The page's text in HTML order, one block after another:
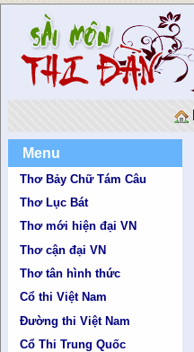
Menu
Thơ Bảy Chữ Tám Câu
Thơ Lục Bát
Thơ mới hiện đại VN
Thơ cận đại VN
Thơ tân hình thức
Cổ thi Việt Nam
Đường thi Việt Nam
Cổ Thi Trung Quốc